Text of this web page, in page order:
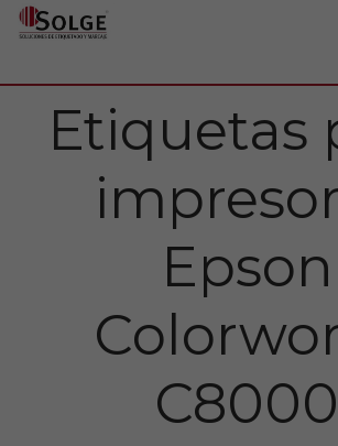
Soluciones
Impresoras
Etiquetadoras
Etiquetas
Epson
C8000